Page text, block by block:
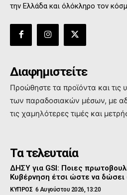
την Ελλάδα και όλόκληρο τον
Διαφημιστείτε
Προώθηστε τα προϊόντα και τις
των παραδοσιακών μέσων, με
τις χαμηλότερες τιμές και
Τα τελευταία
ΔΗΣΥ για GSI: Ποιες
Κυβέρνηση έτσι ώστε να
ΚΥΠΡΟΣ 6 Αυγούστου 2026, 13:20